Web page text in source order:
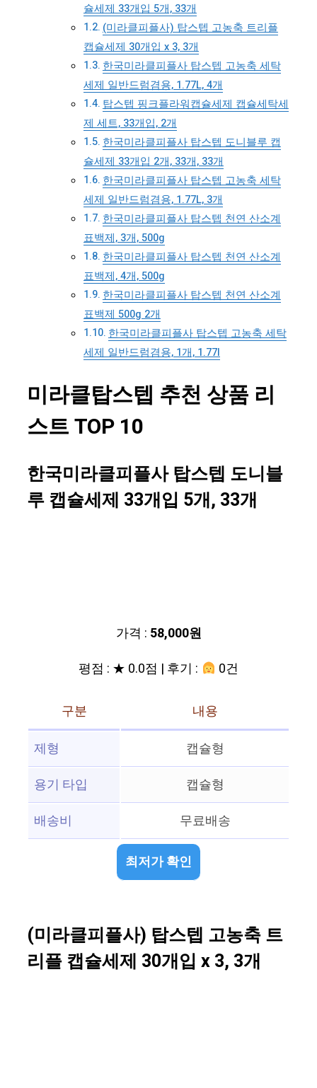
슐세제 33개입 5개, 33개
(미라클피플사) 탑스텝 고농축 트리플
캡슐세제 30개입 x 3, 3개
한국미라클피플사 탑스텝 고농축 세탁
세제 일반드럼겸용, 1.77L, 4개
탑스텝 핑크플라워캡슐세제 캡슐세탁세
제 세트, 33개입, 2개
한국미라클피플사 탑스텝 도니블루 캡
슐세제 33개입 2개, 33개, 33개
한국미라클피플사 탑스텝 고농축 세탁
세제 일반드럼겸용, 1.77L, 3개
한국미라클피플사 탑스텝 천연 산소계
표백제, 3개, 500g
한국미라클피플사 탑스텝 천연 산소계
표백제, 4개, 500g
한국미라클피플사 탑스텝 천연 산소계
표백제 500g 2개
한국미라클피플사 탑스텝 고농축 세탁
세제 일반드럼겸용, 1개, 1.77l
미라클탑스텝 추천 상품 리
스트 TOP 10
한국미라클피플사 탑스텝 도니블
루 캡슐세제 33개입 5개, 33개
가격 : 58,000원
평점 : ★ 0.0점 | 후기 :
0건
구분
내용
제형
캡슐형
용기 타입
캡슐형
배송비
무료배송
최저가 확인
(미라클피플사) 탑스텝 고농축 트
리플 캡슐세제 30개입 x 3, 3개